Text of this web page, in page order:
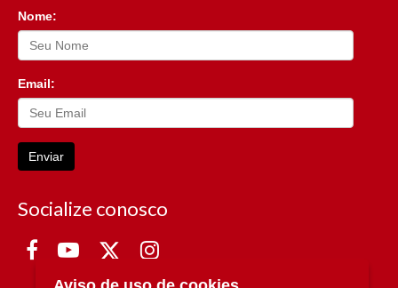
Nome:
Email:
Enviar
Socialize conosco